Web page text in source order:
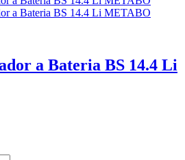
a Bateria BS 14.4 Li